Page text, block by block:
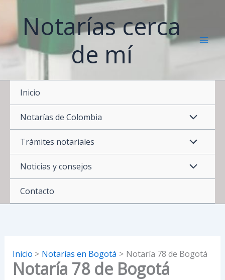
contenidoNotarías cerca
de mí
Inicio
Notarías de Colombia
Trámites notariales
Noticias y consejos
Contacto
Inicio Notarías en Bogotá Notaría 78 de Bogotá
Notaría 78 de Bogotá